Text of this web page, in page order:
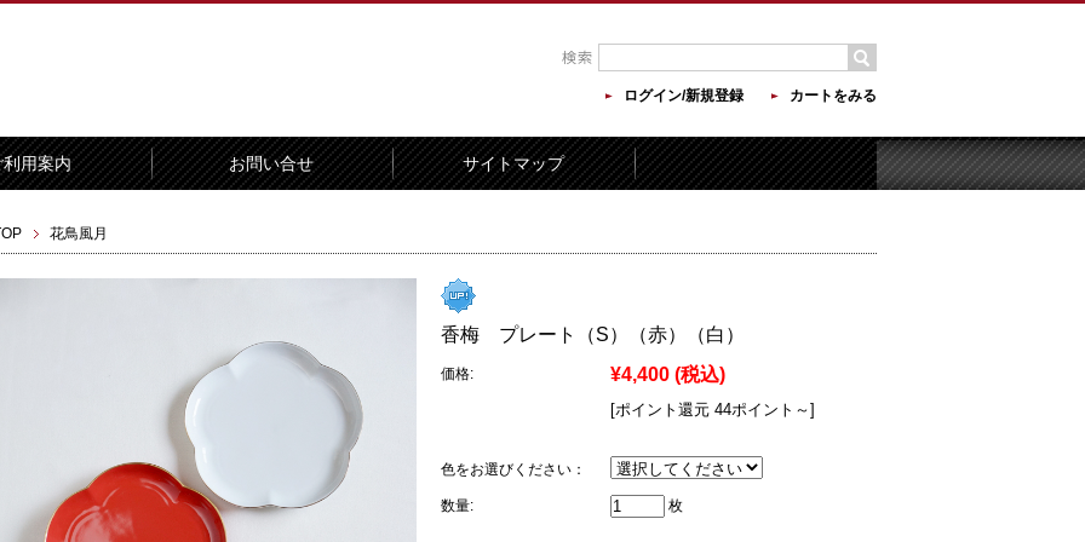
ログイン/新規登録 カートをみる
利用案内 お問い合せ サイトマップ
花鳥風月
香梅 プレート（S）（赤）（白）
価格: ¥4,400 (税込)
[ポイント還元 44ポイント～]
色をお選びください：
数量: 枚